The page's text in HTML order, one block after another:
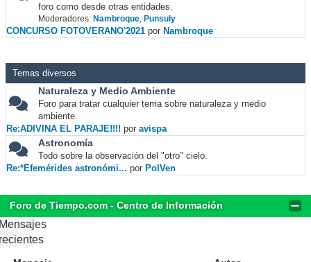
foro como desde otras entidades.
Moderadores: Nambroque, Punsuly
CONCURSO FOTOVERANO'2021 por Nambroque
Temas diversos
Naturaleza y Medio Ambiente
Foro para tratar cualquier tema sobre naturaleza y medio
ambiente.
Re:ADIVINA EL PARAJE!!!! por avispa
Astronomía
Todo sobre la observación del "otro" cielo.
Re:*Efemérides astronómi... por PolVen
Foro de Tiempo.com - Centro de Información